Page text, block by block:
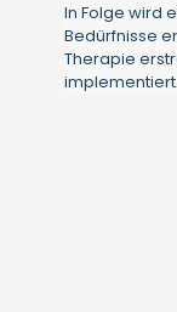
In Folge wird
Bedürfnisse
Therapie
implementiert.